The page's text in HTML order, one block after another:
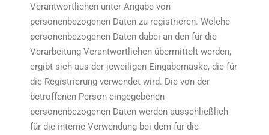
Verantwortlichen unter Angabe von
personenbezogenen Daten zu registrieren. Welche
personenbezogenen Daten dabei an den für die
Verarbeitung Verantwortlichen übermittelt werden,
ergibt sich aus der jeweiligen Eingabemaske, die für
die Registrierung verwendet wird. Die von der
betroffenen Person eingegebenen
personenbezogenen Daten werden ausschließlich
für die interne Verwendung bei dem für die